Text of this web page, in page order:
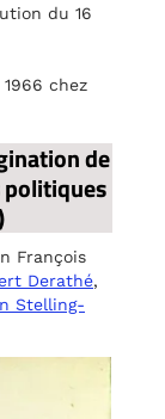
du 16
chez
de
politiques
François
Derathé,
Stelling-